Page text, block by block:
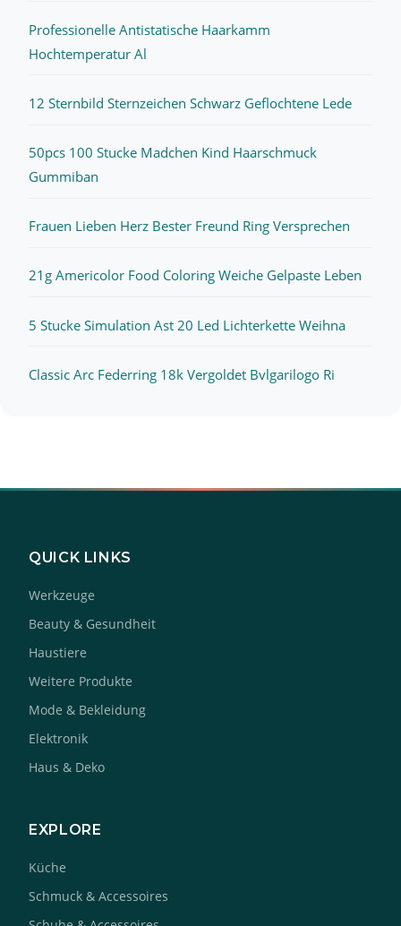
Professionelle Antistatische Haarkamm
Hochtemperatur Al
12 Sternbild Sternzeichen Schwarz Geflochtene Lede
50pcs 100 Stucke Madchen Kind Haarschmuck
Gummiban
Frauen Lieben Herz Bester Freund Ring Versprechen
21g Americolor Food Coloring Weiche Gelpaste Leben
5 Stucke Simulation Ast 20 Led Lichterkette Weihna
Classic Arc Federring 18k Vergoldet Bvlgarilogo Ri
QUICK LINKS
Werkzeuge
Beauty & Gesundheit
Haustiere
Weitere Produkte
Mode & Bekleidung
Elektronik
Haus & Deko
EXPLORE
Küche
Schmuck & Accessoires